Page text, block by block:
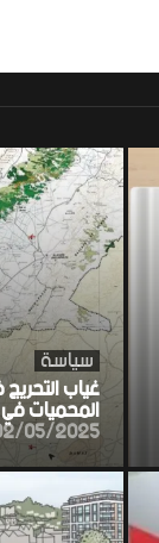
سياسة
غياب
المحميات
05/2025